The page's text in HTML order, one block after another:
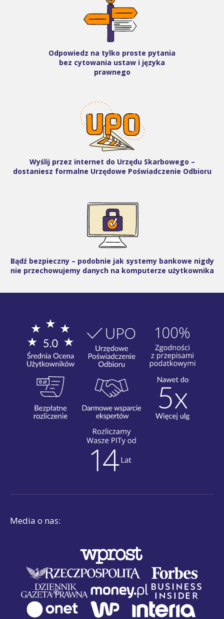
Odpowiedz na tylko proste pytania
bez cytowania ustaw i języka
prawnego
Wyślij przez internet do Urzędu Skarbowego –
dostaniesz formalne Urzędowe Poświadczenie Odbioru
Bądź bezpieczny – podobnie jak systemy bankowe nigdy
nie przechowujemy danych na komputerze użytkownika
Media o nas: